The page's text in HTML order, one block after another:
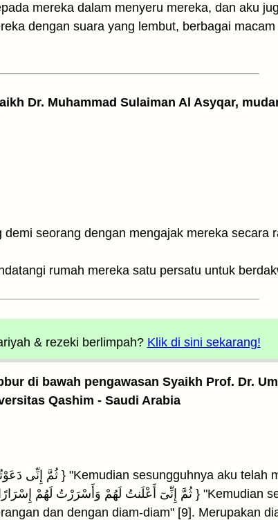
mereka dalam menyeru mereka, dan aku
dengan suara yang lembut, berbagai
Dr. Muhammad Sulaiman Al Asyqar,
seorang dengan mengajak mereka secara
rumah mereka satu persatu untuk
& rezeki berlimpah? Klik di sini sekarang!
di bawah pengawasan Syaikh Prof. Dr.
Qashim - Saudi Arabia
dan dengan diam-diam" [9]. Merupakan